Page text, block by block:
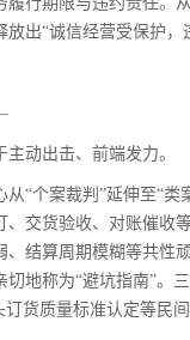
出“诚信经营受保护
动出击、前端发力。
个案裁判”延伸至“类
交货验收、对账催收
结算周期模糊等共性
地称为“避坑指南”。
货质量标准认定等